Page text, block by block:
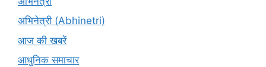
अभिनेत्री (Abhinetri)
आज की खबरें
आधुनिक समाचार